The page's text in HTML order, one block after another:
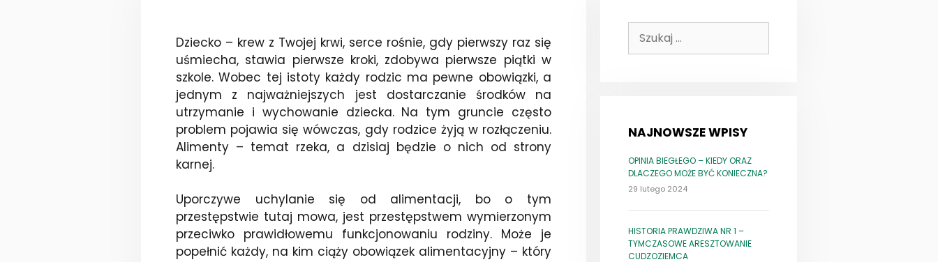
Dziecko – krew z Twojej krwi, serce rośnie, gdy pierwszy raz się
uśmiecha, stawia pierwsze kroki, zdobywa pierwsze piątki w
szkole. Wobec tej istoty każdy rodzic ma pewne obowiązki, a
jednym z najważniejszych jest dostarczanie środków na
utrzymanie i wychowanie dziecka. Na tym gruncie często
problem pojawia się wówczas, gdy rodzice żyją w rozłączeniu.
Alimenty – temat rzeka, a dzisiaj będzie o nich od strony
karnej.
Uporczywe uchylanie się od alimentacji, bo o tym
przestępstwie tutaj mowa, jest przestępstwem wymierzonym
przeciwko prawidłowemu funkcjonowaniu rodziny. Może je
popełnić każdy, na kim ciąży obowiązek alimentacyjny – który
NAJNOWSZE WPISY
OPINIA BIEGŁEGO – KIEDY ORAZ
DLACZEGO MOŻE BYĆ KONIECZNA?
29 lutego 2024
HISTORIA PRAWDZIWA NR 1 –
TYMCZASOWE ARESZTOWANIE
CUDZOZIEMCA